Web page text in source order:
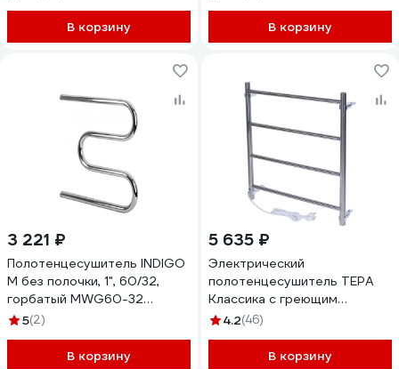
В корзину В корзину
3 221 ₽
Полотенцесушитель INDIGO
M без полочки, 1", 60/32,
горбатый MWG60-32
MWG60-32 горб
5(2)
В корзину
5 635 ₽
Электрический
полотенцесушитель ТЕРА
Классика с греющим
кабелем 500x600 ПСН-09-
4.2(46)
В корзину